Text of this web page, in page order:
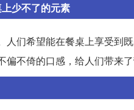
少不了的元素
们希望能在餐桌上享受到
不倚的口感，给人们带来了